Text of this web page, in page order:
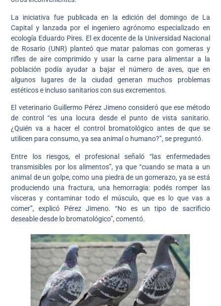
La iniciativa fue publicada en la edición del domingo de La
Capital y lanzada por el ingeniero agrónomo especializado en
ecología Eduardo Pires. El ex docente de la Universidad Nacional
de Rosario (UNR) planteó que matar palomas con gomeras y
rifles de aire comprimido y usar la carne para alimentar a la
población podía ayudar a bajar el número de aves, que en
algunos lugares de la ciudad generan muchos problemas
estéticos e incluso sanitarios con sus excrementos.
El veterinario Guillermo Pérez Jimeno consideró que ese método
de control “es una locura desde el punto de vista sanitario.
¿Quién va a hacer el control bromatológico antes de que se
utilicen para consumo, ya sea animal o humano?”, se preguntó.
Entre los riesgos, el profesional señaló “las enfermedades
transmisibles por los alimentos”, ya que “cuando se mata a un
animal de un golpe, como una piedra de un gomerazo, ya se está
produciendo una fractura, una hemorragia: podés romper las
vísceras y contaminar todo el músculo, que es lo que vas a
comer”, explicó Pérez Jimeno. “No es un tipo de sacrificio
deseable desde lo bromatológico”, comentó.